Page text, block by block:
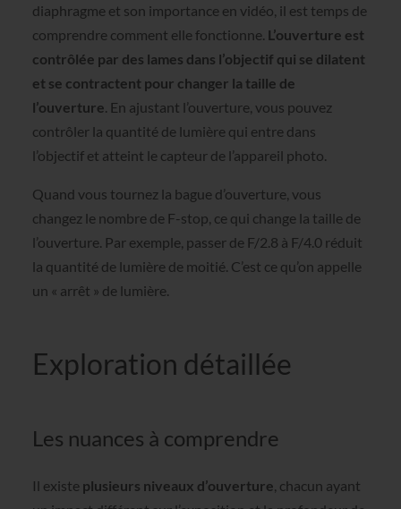
diaphragme et son importance en vidéo, il est temps de
comprendre comment elle fonctionne. L’ouverture est
contrôlée par des lames dans l’objectif qui se dilatent
et se contractent pour changer la taille de
l’ouverture. En ajustant l’ouverture, vous pouvez
contrôler la quantité de lumière qui entre dans
l’objectif et atteint le capteur de l’appareil photo.
Quand vous tournez la bague d’ouverture, vous
changez le nombre de F-stop, ce qui change la taille de
l’ouverture. Par exemple, passer de F/2.8 à F/4.0 réduit
la quantité de lumière de moitié. C’est ce qu’on appelle
un « arrêt » de lumière.
Exploration détaillée
Les nuances à comprendre
Il existe plusieurs niveaux d’ouverture, chacun ayant